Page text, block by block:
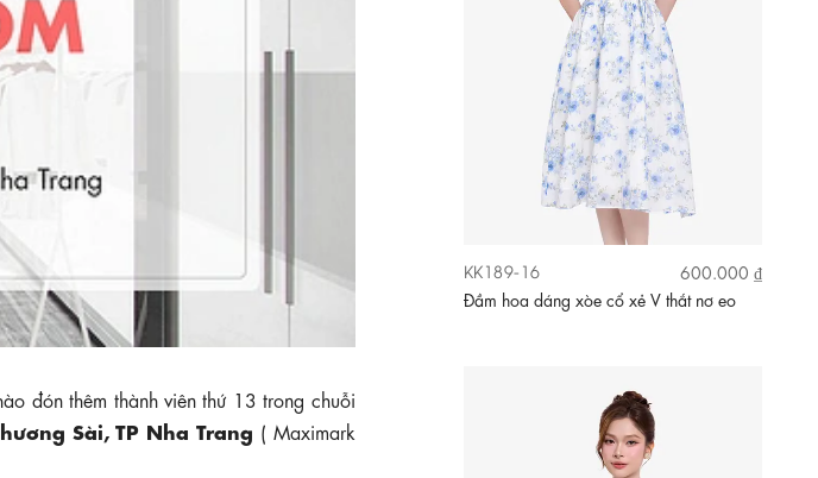
đón thêm thành viên thứ 13 trong chuỗi
Sài, TP Nha Trang ( Maximark
KK189-28
710.000 ₫
Đầm xô thêu hoa nhí cổ V phối ren